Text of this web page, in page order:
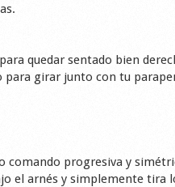
quedar sentado bien
girar junto con tu
progresiva y
el arnés y simplemente tira